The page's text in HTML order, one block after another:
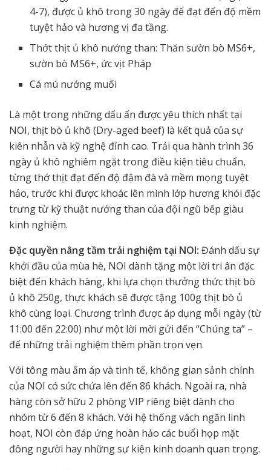
4-7), được ủ khô trong 30 ngày để đạt đến độ mềm
tuyệt hảo và hương vị đa tầng.
Thớt thịt ủ khô nướng than: Thăn sườn bò MS6+,
sườn bò MS6+, ức vịt Pháp
Cá mú nướng muối
Là một trong những dấu ấn được yêu thích nhất tại
NOI, thịt bò ủ khô (Dry-aged beef) là kết quả của sự
kiên nhẫn và kỹ nghệ đỉnh cao. Trải qua hành trình 36
ngày ủ khô nghiêm ngặt trong điều kiện tiêu chuẩn,
từng thớ thịt đạt đến độ đậm đà và mềm mọng tuyệt
hảo, trước khi được khoác lên mình lớp hương khói đặc
trưng từ kỹ thuật nướng than của đội ngũ bếp giàu
kinh nghiệm.
Đặc quyền nâng tầm trải nghiệm tại NOI: Đánh dấu sự
khởi đầu của mùa hè, NOI dành tặng một lời tri ân đặc
biệt đến khách hàng, khi lựa chọn thưởng thức thịt bò
ủ khô 250g, thực khách sẽ được tặng 100g thịt bò ủ
khô cùng loại. Chương trình được áp dụng mỗi ngày (từ
11:00 đến 22:00) như một lời mời gửi đến “Chúng ta” –
để những trải nghiệm thêm phần trọn vẹn.
Với tông màu ấm áp và tinh tế, không gian sảnh chính
của NOI có sức chứa lên đến 86 khách. Ngoài ra, nhà
hàng còn sở hữu 2 phòng VIP riêng biệt dành cho
nhóm từ 6 đến 8 khách. Với hệ thống vách ngăn linh
hoạt, NOI còn đáp ứng hoàn hảo các buổi họp mặt
đông người hay những sự kiện kinh doanh quan trọng.